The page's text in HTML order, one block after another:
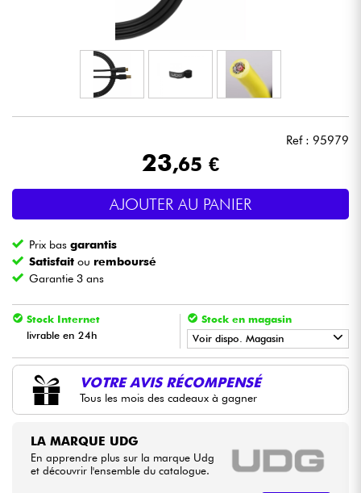
Micros & HF
Eclairage
Vents
Violons & Quatuor
Eveil Musical
Câbles & Access.
HiFi
Ref : 95979
23,65 €
AJOUTER AU PANIER
Prix basgarantis
Satisfait ou remboursé
Garantie 3 ans
Stock Internet
livrable en 24h
Stock en magasin
Voir dispo. Magasin
• Star'SMusicBORDEAUX
• Star 'SMusic
•
VOTRE AVIS RÉCOMPENSÉ
Tous les mois des cadeaux à gagner
LA MARQUE UDG
En apprendre plus sur la marque Udg
et découvrir l'ensemble du catalogue.